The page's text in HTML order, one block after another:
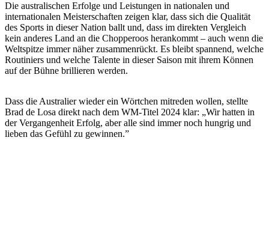
Die australischen Erfolge und Leistungen in nationalen und
internationalen Meisterschaften zeigen klar, dass sich die Qualität
des Sports in dieser Nation ballt und, dass im direkten Vergleich
kein anderes Land an die Chopperoos herankommt – auch wenn die
Weltspitze immer näher zusammenrückt. Es bleibt spannend, welche
Routiniers und welche Talente in dieser Saison mit ihrem Können
auf der Bühne brillieren werden.
Dass die Australier wieder ein Wörtchen mitreden wollen, stellte
Brad de Losa direkt nach dem WM-Titel 2024 klar: „Wir hatten in
der Vergangenheit Erfolg, aber alle sind immer noch hungrig und
lieben das Gefühl zu gewinnen.”